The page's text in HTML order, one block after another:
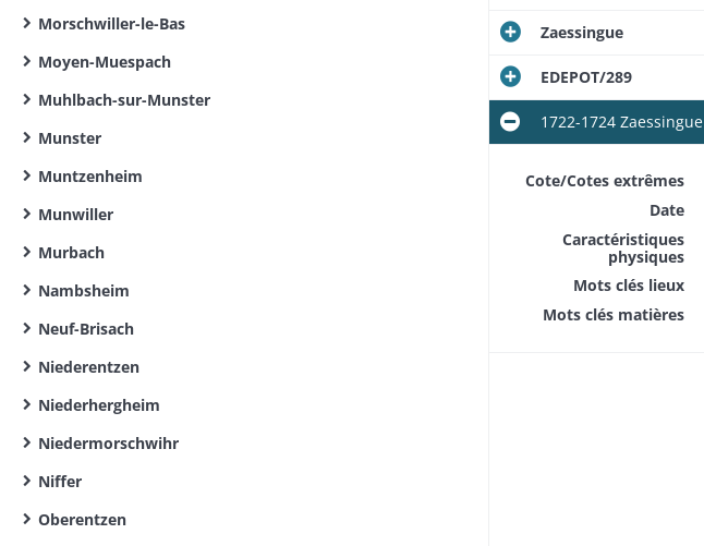
Morschwiller-le-Bas
Moyen-Muespach
Muhlbach-sur-Munster
Munster
Muntzenheim
Munwiller
Murbach
Nambsheim
Neuf-Brisach
Niederentzen
Niederhergheim
Niedermorschwihr
Niffer
Oberentzen
Zaessingue
EDEPOT/289
1722-1724 Zaessingue
Cote/Cotes extrêmes
Date
Caractéristiques
physiques
Mots clés lieux
Mots clés matières